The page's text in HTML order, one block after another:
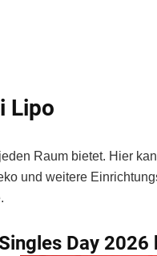
Lipo
Raum bietet. Hier
und weitere
Day 2026